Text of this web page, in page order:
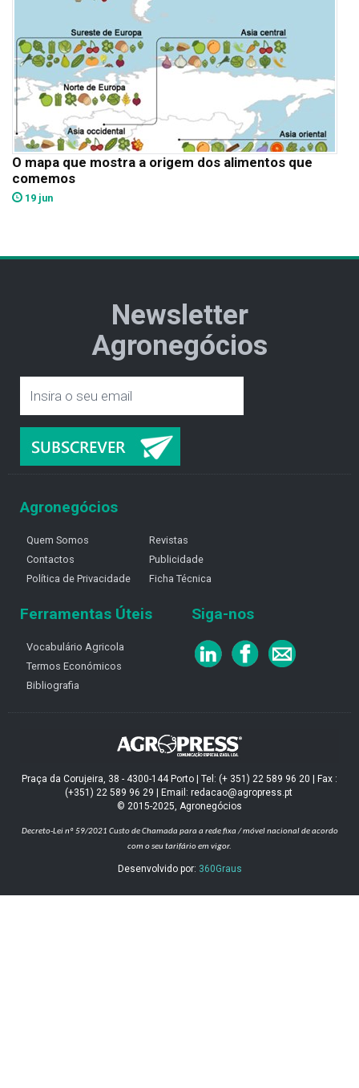
O mapa que mostra a origem dos alimentos que
comemos
19 jun
Newsletter
Agronegócios
Agronegócios
Quem Somos
Contactos
Política de Privacidade
Revistas
Publicidade
Ficha Técnica
Ferramentas Úteis
Vocabulário Agricola
Termos Económicos
Bibliografia
Siga-nos
Praça da Corujeira, 38 - 4300-144 Porto | Tel: (+ 351) 22 589 96 20 | Fax :
(+351) 22 589 96 29 | Email: redacao@agropress.pt
© 2015-2025, Agronegócios
Decreto-Lei nº 59/2021 Custo de Chamada para a rede fixa / móvel nacional de acordo
com o seu tarifário em vigor.
Desenvolvido por: 360Graus